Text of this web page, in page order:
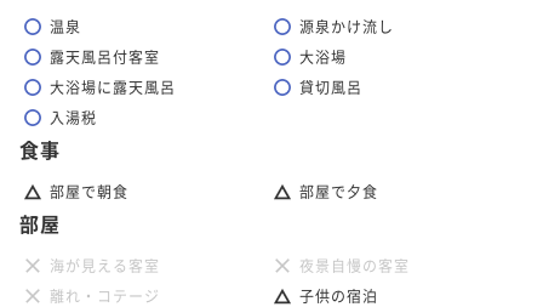
【お盆2026】鮑と丹波牛を一度に愉しむ 厳選食材を
使った季節の特選料理＜8月7日～8月16日＞
二食付き 事前決済可
IN 15:00 - 18:00 OUT11:00
【秋の味覚】松茸の炭火焼きや土瓶蒸しなど 贅を尽
くした松茸の特選料理＜9月1日～11月下旬＞
温泉
源泉かけ流し
露天風呂付客室
大浴場
大浴場に露天風呂
貸切風呂
入湯税
食事
部屋で朝食 部屋で夕食
部屋
海が見える客室
夜景自慢の客室
離れ・コテージ
子供の宿泊